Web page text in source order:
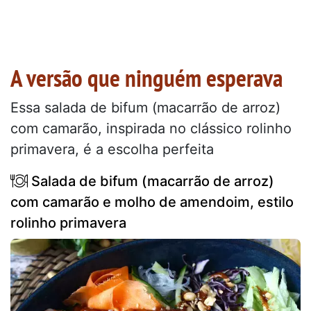
A versão que ninguém esperava
Essa salada de bifum (macarrão de arroz)
com camarão, inspirada no clássico rolinho
primavera, é a escolha perfeita
Salada de bifum (macarrão de arroz)
com camarão e molho de amendoim, estilo
rolinho primavera